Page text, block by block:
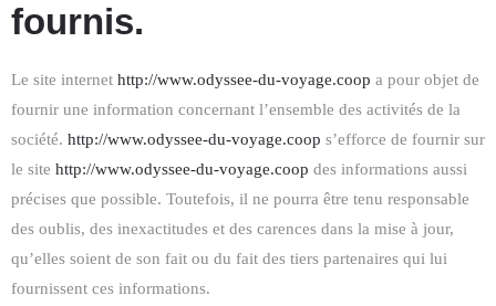
fournis.
Le site internet http://www.odyssee-du-voyage.coop a pour objet de
fournir une information concernant l’ensemble des activités de la
société. http://www.odyssee-du-voyage.coop s’efforce de fournir sur
le site http://www.odyssee-du-voyage.coop des informations aussi
précises que possible. Toutefois, il ne pourra être tenu responsable
des oublis, des inexactitudes et des carences dans la mise à jour,
qu’elles soient de son fait ou du fait des tiers partenaires qui lui
fournissent ces informations.